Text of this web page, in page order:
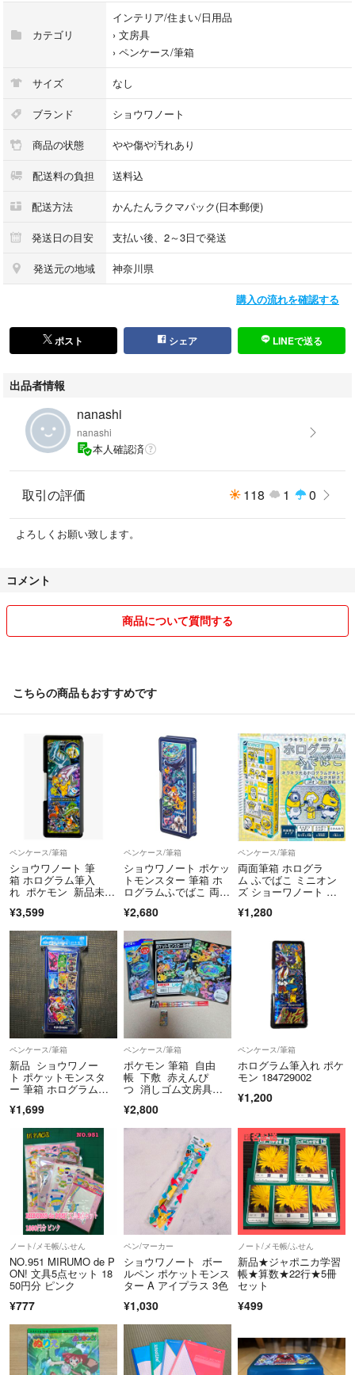
カテゴリ
インテリア/住まい/日用品
› 文房具
› ペンケース/筆箱
サイズ なし
ブランド ショウワノート
商品の状態 やや傷や汚れあり
配送料の負担 送料込
配送方法 かんたんラクマパック(日本郵便)
発送日の目安 支払い後、2～3日で発送
発送元の地域 神奈川県
購入の流れを確認する
ポスト シェア LINEで送る
出品者情報
nanashi
nanashi
本人確認済
取引の評価 118 1 0
よろしくお願い致します。
コメント
商品について質問する
こちらの商品もおすすめです
ペンケース/筆箱
ショウワノート 筆
箱 ホログラム筆入
れ ポケモン 新品未使
¥3,599
ペンケース/筆箱
ショウワノート ポケッ
トモンスター 筆箱 ホ
ログラムふでばこ 両面
¥2,680
ペンケース/筆箱
両面筆箱 ホログラ
ム ふでばこ ミニオン
ズ ショーワノート 日
¥1,280
ペンケース/筆箱
新品 ショウワノー
ト ポケットモンスタ
ー 筆箱 ホログラムふ
¥1,699
ペンケース/筆箱
ポケモン 筆箱 自由
帳 下敷 赤えんぴ
つ 消しゴム文房具５
¥2,800
ペンケース/筆箱
ホログラム筆入れ ポケ
モン 184729002
¥1,200
ノート/メモ帳/ふせん
NO.951 MIRUMO de P
ON! 文具5点セット 18
50円分 ピンク
¥777
ペン/マーカー
ショウワノート ボー
ルペン ポケットモンス
ター A アイプラス 3色
¥1,030
ノート/メモ帳/ふせん
新品★ジャポニカ学習
帳★算数★22行★5冊
セット
¥499